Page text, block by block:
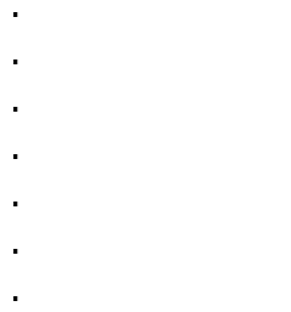
.
.
.
.
.
.